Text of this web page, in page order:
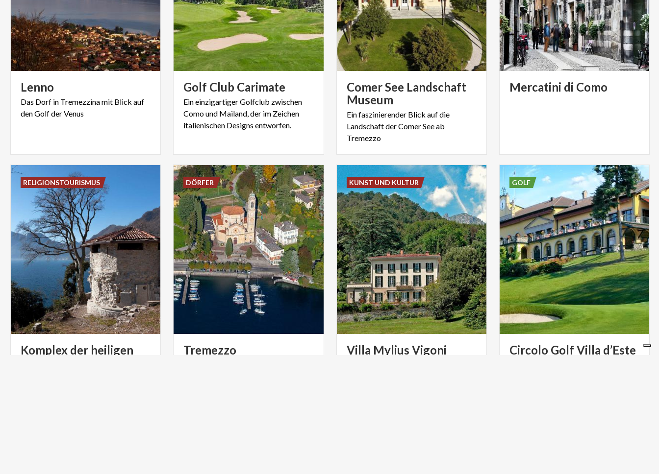
Lenno
Das Dorf in Tremezzinamit Blick auf
denGolfderVenus
Golf Club Carimate
Ein einzigartiger Golfclub zwischen
Como und Mailand, der im Zeichen
italienischen Designs entworfen.
Comer See Landschaft
Museum
Ein faszinierender Blick auf die
Landschaft der Comer See ab
Tremezzo
Mercatini di Como
Komplex der heiligen
RELIGIONSTOURISMUS
Tremezzo
DÖRFER
Villa Mylius Vigoni
KUNST UND KULTUR
Circolo Golf Villa d’Este
GOLF